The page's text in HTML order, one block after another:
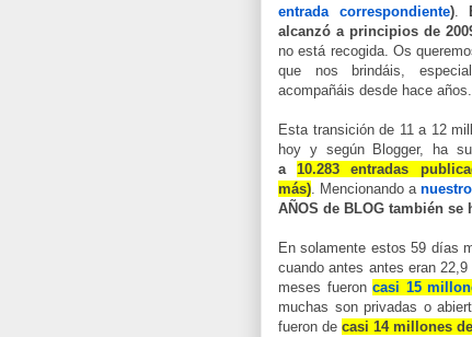
entrada correspondiente).
alcanzó a principios de
no está recogida. Os
que nos brindáis,
acompañáis desde hace años.
Esta transición de 11 a 12
hoy y según Blogger, ha
a10.283 entradas
más). Mencionando a
AÑOS de BLOG también
En solamente estos 59 días
cuando antes antes eran
meses fueron casi 15
muchas son privadas o
fueron de casi 14 millones